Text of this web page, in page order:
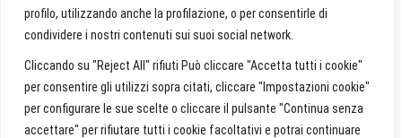
profilo, utilizzando anche la profilazione, o per consentirle di
condividere i nostri contenuti sui suoi social network.
Cliccando su "Reject All" rifiuti Può cliccare "Accetta tutti i cookie"
per consentire gli utilizzi sopra citati, cliccare "Impostazioni cookie"
per configurare le sue scelte o cliccare il pulsante "Continua senza
accettare" per rifiutare tutti i cookie facoltativi e potrai continuare
…